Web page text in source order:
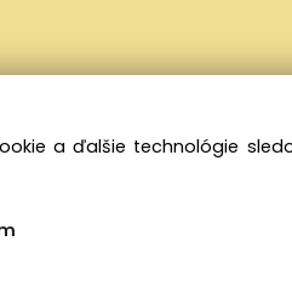
a ďalšie technológie